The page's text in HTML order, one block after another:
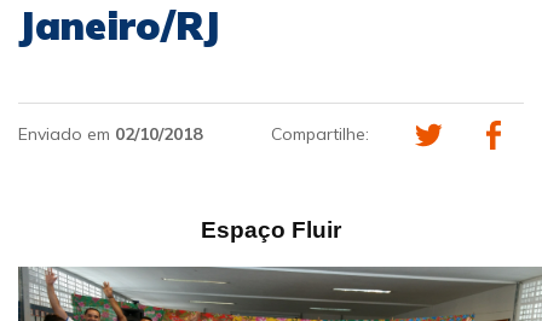
Janeiro/RJ
Enviado em 02/10/2018 Compartilhe:
Espaço Fluir